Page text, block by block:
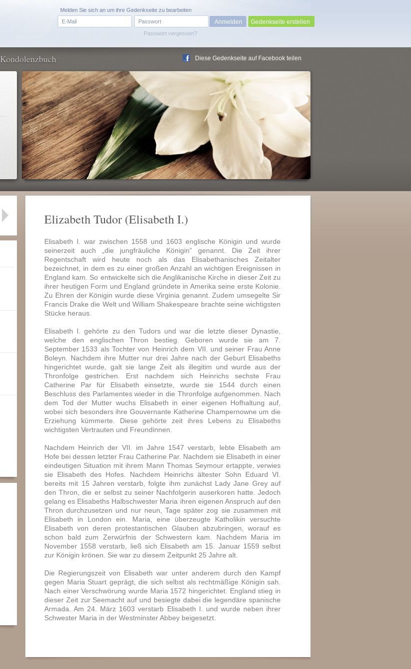
Passwort vergessen?
Melden Sie sich an um ihre Gedenkseite zu bearbeiten
Gedenkseite erstellen
Kondolenzbuch Diese Gedenkseite auf Facebook teilen
Elizabeth Tudor (Elisabeth I.)
Elisabeth I. war zwischen 1558 und 1603 englische Königin und wurde
seinerzeit auch „die jungfräuliche Königin“ genannt. Die Zeit ihrer
Regentschaft wird heute noch als das Elisabethanisches Zeitalter
bezeichnet, in dem es zu einer großen Anzahl an wichtigen Ereignissen in
England kam. So entwickelte sich die Anglikanische Kirche in dieser Zeit zu
ihrer heutigen Form und England gründete in Amerika seine erste Kolonie.
Zu Ehren der Königin wurde diese Virginia genannt. Zudem umsegelte Sir
Francis Drake die Welt und William Shakespeare brachte seine wichtigsten
Stücke heraus.
Elisabeth I. gehörte zu den Tudors und war die letzte dieser Dynastie,
welche den englischen Thron bestieg. Geboren wurde sie am 7.
September 1533 als Tochter von Heinrich dem VII. und seiner Frau Anne
Boleyn. Nachdem ihre Mutter nur drei Jahre nach der Geburt Elisabeths
hingerichtet wurde, galt sie lange Zeit als illegitim und wurde aus der
Thronfolge gestrichen. Erst nachdem sich Heinrichs sechste Frau
Catherine Par für Elisabeth einsetzte, wurde sie 1544 durch einen
Beschluss des Parlamentes wieder in die Thronfolge aufgenommen. Nach
dem Tod der Mutter wuchs Elisabeth in einer eigenen Hofhaltung auf,
wobei sich besonders ihre Gouvernante Katherine Champernowne um die
Erziehung kümmerte. Diese gehörte zeit ihres Lebens zu Elisabeths
wichtigsten Vertrauten und Freundinnen.
Nachdem Heinrich der VII. im Jahre 1547 verstarb, lebte Elisabeth am
Hofe bei dessen letzter Frau Catherine Par. Nachdem sie Elisabeth in einer
eindeutigen Situation mit ihrem Mann Thomas Seymour ertappte, verwies
sie Elisabeth des Hofes. Nachdem Heinrichs ältester Sohn Eduard VI.
bereits mit 15 Jahren verstarb, folgte ihm zunächst Lady Jane Grey auf
den Thron, die er selbst zu seiner Nachfolgerin auserkoren hatte. Jedoch
gelang es Elisabeths Halbschwester Maria ihren eigenen Anspruch auf den
Thron durchzusetzen und nur neun, Tage später zog sie zusammen mit
Elisabeth in London ein. Maria, eine überzeugte Katholikin versuchte
Elisabeth von deren protestantischen Glauben abzubringen, worauf es
schon bald zum Zerwürfnis der Schwestern kam. Nachdem Maria im
November 1558 verstarb, ließ sich Elisabeth am 15. Januar 1559 selbst
zur Königin krönen. Sie war zu diesem Zeitpunkt 25 Jahre alt.
Die Regierungszeit von Elisabeth war unter anderem durch den Kampf
gegen Maria Stuart geprägt, die sich selbst als rechtmäßige Königin sah.
Nach einer Verschwörung wurde Maria 1572 hingerichtet. England stieg in
dieser Zeit zur Seemacht auf und besiegte dabei die legendäre spanische
Armada. Am 24. März 1603 verstarb Elisabeth I. und wurde neben ihrer
Schwester Maria in der Westminster Abbey beigesetzt.